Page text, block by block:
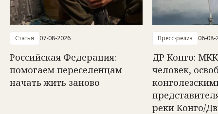
Статья 07-08-2026
Российская Федерация:
помогаем переселенцам
начать жить заново
Пресс-релиз 06-08-
ДР Конго:
человек,
реки Конго/